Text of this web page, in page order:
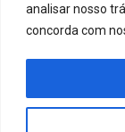
analisar nosso
concorda com
Proudly